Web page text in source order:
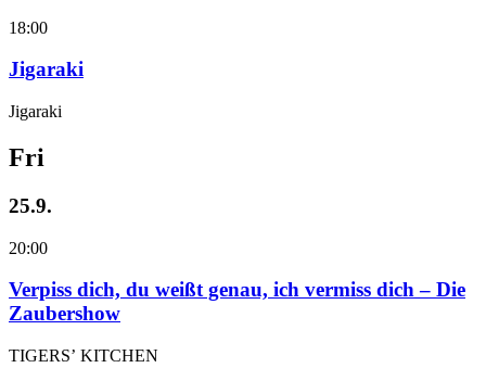
18:00
Jigaraki
Jigaraki
Fri
25.9.
20:00
Verpiss dich, du weißt genau, ich vermiss dich – Die
Zaubershow
TIGERS’ KITCHEN